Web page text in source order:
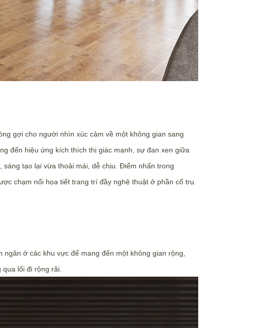
gợi cho người nhìn xúc cảm về một không gian sang
đến hiệu ứng kích thích thị giác mạnh, sự đan xen giữa
tạo lại vừa thoải mái, dễ chịu. Điểm nhấn trong
chạm nổi họa tiết trang trí đầy nghệ thuật ở phần cổ trụ.
ở các khu vực để mang đến một không gian rộng,
lối đi rộng rãi.